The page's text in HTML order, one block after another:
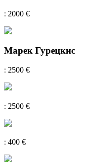
: 2000 €
Марек Гурецкис
: 2500 €
: 2500 €
: 400 €